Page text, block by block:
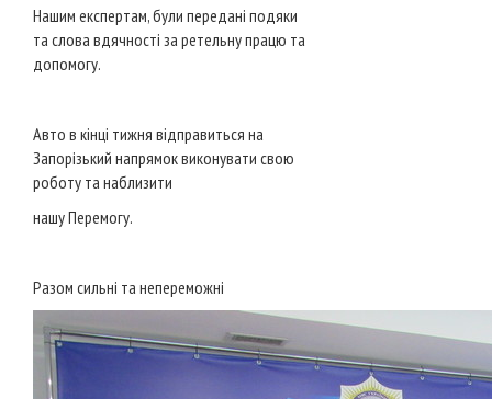
Нашим експертам, були передані подяки
та слова вдячності за ретельну працю та
допомогу.
Авто в кінці тижня відправиться на
Запорізький напрямок виконувати свою
роботу та наблизити
нашу Перемогу.
Разом сильні та непереможні